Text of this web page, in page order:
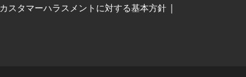
カスタマーハラスメントに対する基本方針